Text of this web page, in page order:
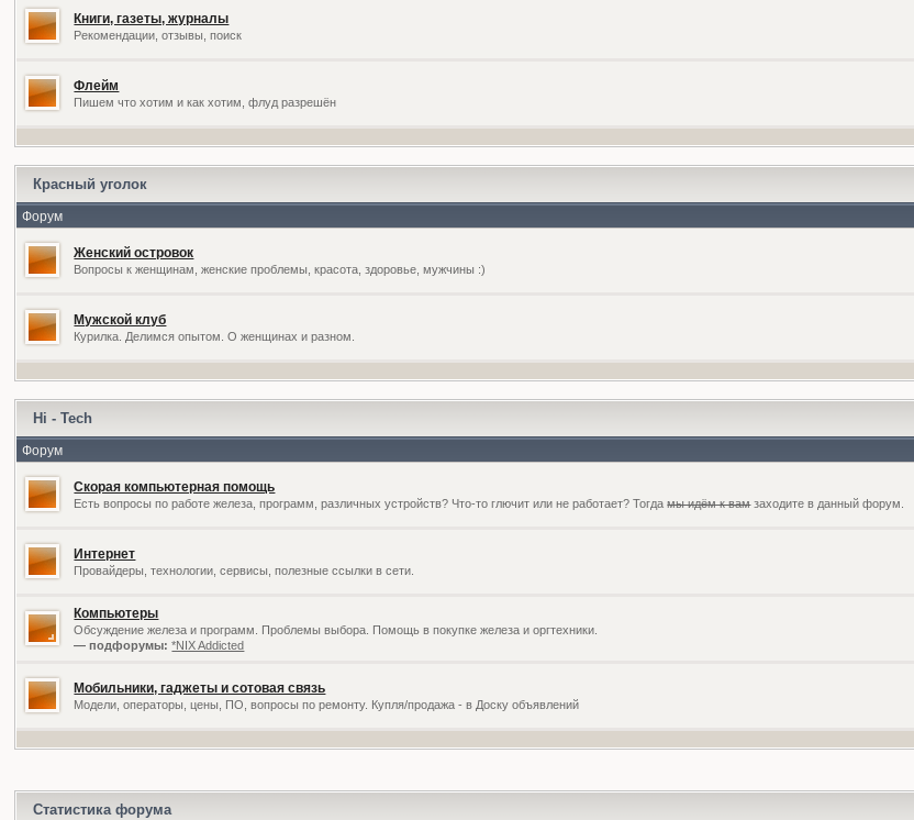
Книги, газеты, журналы
Рекомендации, отзывы, поиск
Флейм
Пишем что хотим и как хотим, флуд разрешён
Красный уголок
Форум
Женский островок
Вопросы к женщинам, женские проблемы, красота, здоровье, мужчины :)
Мужской клуб
Курилка. Делимся опытом. О женщинах и разном.
Hi - Tech
Форум
Скорая компьютерная помощь
Есть вопросы по работе железа, программ, различных устройств? Что-то глючит или не работает? Тогдамы идём к вамзаходите в данный форум.
Интернет
Провайдеры, технологии, сервисы, полезные ссылки в сети.
Компьютеры
Обсуждение железа и программ. Проблемы выбора. Помощь в покупке железа и оргтехники.
— подфорумы: *NIX Addicted
Мобильники, гаджеты и сотовая связь
Модели, операторы, цены, ПО, вопросы по ремонту. Купля/продажа - в Доску объявлений
Статистика форума